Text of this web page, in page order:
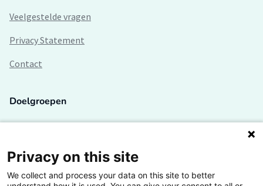
Veelgestelde vragen
Privacy Statement
Contact
Doelgroepen
Lectoren en onderzoekers
Bedrijven
Privacy on this site
We collect and process your data on this site to better